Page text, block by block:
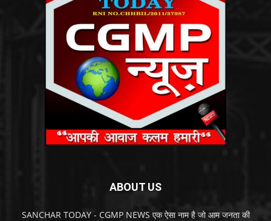
ABOUT US
SANCHAR TODAY - CGMP NEWS एक ऐसा नाम है जो आम जनता की